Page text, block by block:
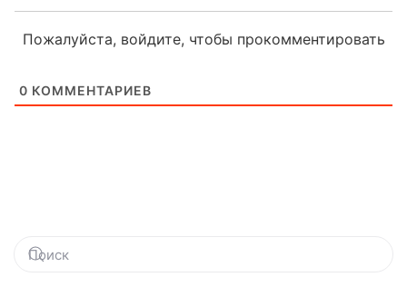
Пожалуйста, войдите, чтобы прокомментировать
0 КОММЕНТАРИЕВ